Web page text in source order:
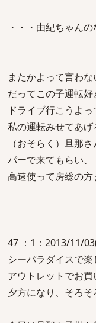
・・・由紀ちゃんの
またかよって言わな
だってこの子運転好
ドライブ行こうよ
私の運転みせてあ
（おそらく）旦那
パーで来てもらい、
高速使って房総の方
47 ：1：2013/11/
シーパラダイスで楽
アウトレットでお
夕方になり、そろそ